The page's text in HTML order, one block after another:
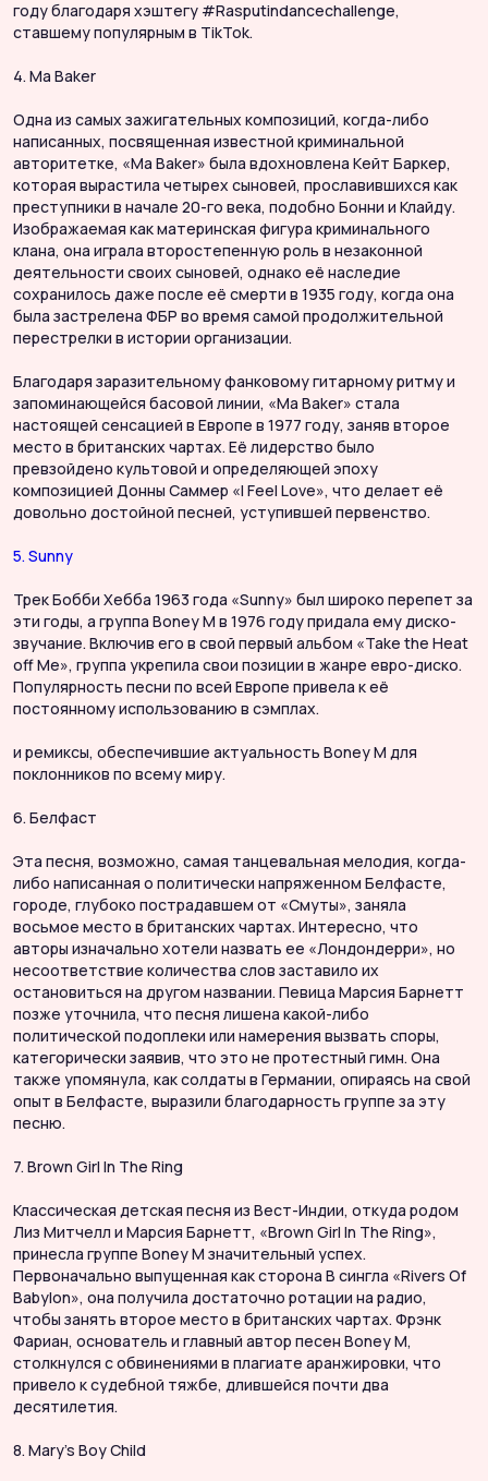
году благодаря хэштегу #Rasputindancechallenge,
ставшему популярным в TikTok.
4. Ma Baker
Одна из самых зажигательных композиций, когда-либо
написанных, посвященная известной криминальной
авторитетке, «Ma Baker» была вдохновлена ​​Кейт Баркер,
которая вырастила четырех сыновей, прославившихся как
преступники в начале 20-го века, подобно Бонни и Клайду.
Изображаемая как материнская фигура криминального
клана, она играла второстепенную роль в незаконной
деятельности своих сыновей, однако её наследие
сохранилось даже после её смерти в 1935 году, когда она
была застрелена ФБР во время самой продолжительной
перестрелки в истории организации.
Благодаря заразительному фанковому гитарному ритму и
запоминающейся басовой линии, «Ma Baker» стала
настоящей сенсацией в Европе в 1977 году, заняв второе
место в британских чартах. Её лидерство было
превзойдено культовой и определяющей эпоху
композицией Донны Саммер «I Feel Love», что делает её
довольно достойной песней, уступившей первенство.
5. Sunny
Трек Бобби Хебба 1963 года «Sunny» был широко перепет за
эти годы, а группа Boney M в 1976 году придала ему диско-
звучание. Включив его в свой первый альбом «Take the Heat
off Me», группа укрепила свои позиции в жанре евро-диско.
Популярность песни по всей Европе привела к её
постоянному использованию в сэмплах.
и ремиксы, обеспечившие актуальность Boney M для
поклонников по всему миру.
6. Белфаст
Эта песня, возможно, самая танцевальная мелодия, когда-
либо написанная о политически напряженном Белфасте,
городе, глубоко пострадавшем от «Смуты», заняла
восьмое место в британских чартах. Интересно, что
авторы изначально хотели назвать ее «Лондондерри», но
несоответствие количества слов заставило их
остановиться на другом названии. Певица Марсия Барнетт
позже уточнила, что песня лишена какой-либо
политической подоплеки или намерения вызвать споры,
категорически заявив, что это не протестный гимн. Она
также упомянула, как солдаты в Германии, опираясь на свой
опыт в Белфасте, выразили благодарность группе за эту
песню.
7. Brown Girl In The Ring
Классическая детская песня из Вест-Индии, откуда родом
Лиз Митчелл и Марсия Барнетт, «Brown Girl In The Ring»,
принесла группе Boney M значительный успех.
Первоначально выпущенная как сторона B сингла «Rivers Of
Babylon», она получила достаточно ротации на радио,
чтобы занять второе место в британских чартах. Фрэнк
Фариан, основатель и главный автор песен Boney M,
столкнулся с обвинениями в плагиате аранжировки, что
привело к судебной тяжбе, длившейся почти два
десятилетия.
8. Mary’s Boy Child